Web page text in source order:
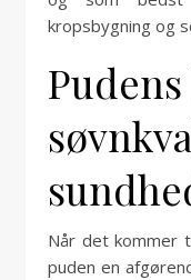
kropsbygning og
Når det kommer
puden en